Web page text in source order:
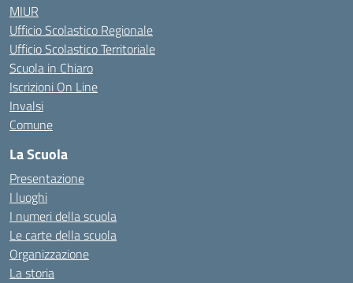
MIUR
Ufficio Scolastico Regionale
Ufficio Scolastico Territoriale
Scuola in Chiaro
Iscrizioni On Line
Invalsi
Comune
La Scuola
Presentazione
I luoghi
I numeri della scuola
Le carte della scuola
Organizzazione
La storia